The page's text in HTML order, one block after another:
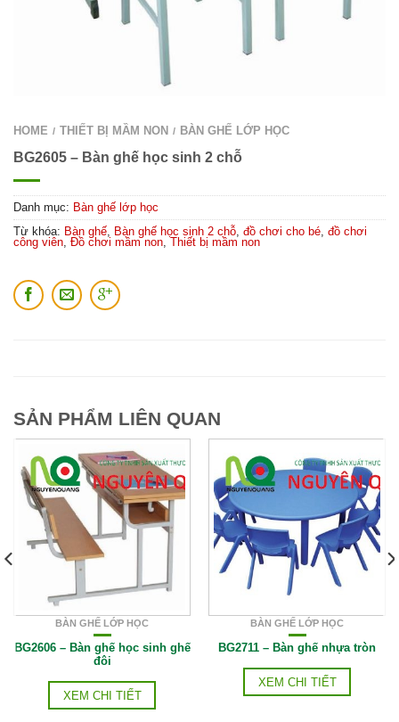
HOME / THIẾT BỊ MẦM NON / BÀN GHẾ LỚP HỌC
BG2605 – Bàn ghế học sinh 2 chỗ
Danh mục: Bàn ghế lớp học
Từ khóa: Bàn ghế, Bàn ghế học sinh 2 chỗ, đồ chơi cho bé, đồ chơi
công viên, Đồ chơi mầm non, Thiết bị mầm non
SẢN PHẨM LIÊN QUAN
BÀN GHẾ LỚP HỌC
BG2606 – Bàn ghế học sinh ghế
đôi
XEM CHI TIẾT
BÀN GHẾ LỚP HỌC
BG2711 – Bàn ghế nhựa tròn
XEM CHI TIẾT